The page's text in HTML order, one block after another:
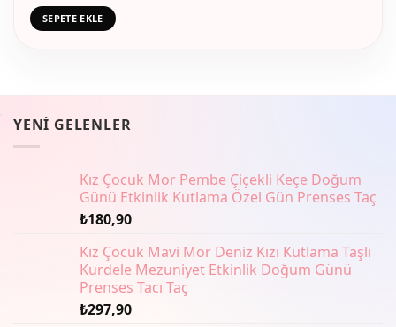
SEPETE EKLE
YENI GELENLER
Kız Çocuk Mor Pembe Çiçekli Keçe Doğum
Günü Etkinlik Kutlama Özel Gün Prenses Taç
₺180,90
Kız Çocuk Mavi Mor Deniz Kızı Kutlama Taşlı
Kurdele Mezuniyet Etkinlik Doğum Günü
Prenses Tacı Taç
₺297,90